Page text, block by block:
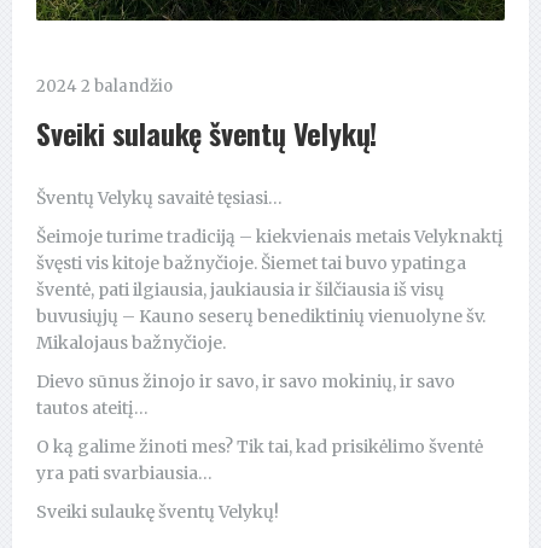
2024 2 balandžio
Sveiki sulaukę šventų Velykų!
Šventų Velykų savaitė tęsiasi…
Šeimoje turime tradiciją – kiekvienais metais Velyknaktį
švęsti vis kitoje bažnyčioje. Šiemet tai buvo ypatinga
šventė, pati ilgiausia, jaukiausia ir šilčiausia iš visų
buvusiųjų – Kauno seserų benediktinių vienuolyne šv.
Mikalojaus bažnyčioje.
Dievo sūnus žinojo ir savo, ir savo mokinių, ir savo
tautos ateitį…
O ką galime žinoti mes? Tik tai, kad prisikėlimo šventė
yra pati svarbiausia…
Sveiki sulaukę šventų Velykų!